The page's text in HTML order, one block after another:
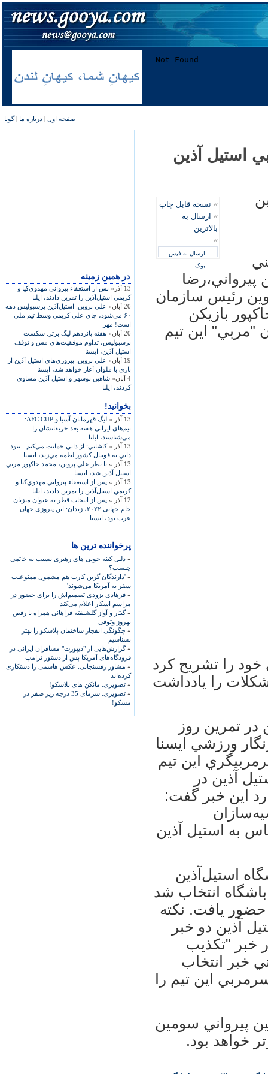
صفحه اول | درباره ما |گویا
در همين زمينه
13 آذر»
پس از استعفاء پيرواني مهدوي‌كيا و
كريمي استيل‌آذين را تمرين دادند، ايلنا
20 آبان»
علی پروين: استيل‌آذين پرسپوليس دهه
۶۰ می‌شود، جای علی کريمی وسط تيم ملی
است! مهر
20 آبان»
هفته پانزدهم ليگ برتر: شکست
پرسپوليس، تداوم موفقيت‌های مس و توقف
استيل آذين، ايسنا
19 آبان»
علی پروين: پيروزی‌های استيل آذين از
بازی با ملوان آغاز خواهد شد، ايسنا
4 آبان»
شاهين بوشهر و استيل آذين مساوي
كردند، ايلنا
بخوانید!
13 آذر »
لیگ قهرمانان آسیا و AFC CUP:
تيم‌هاي ايراني هفته بعد حريفانشان را
مي‌شناسند، ایلنا
13 آذر »
کاشاني: از دايي حمايت مي‌کنم - نبود
دايي به فوتبال كشور لطمه مي‌زند، ايسنا
13 آذر »
با نظر علي پروين، محمد خاكپور مربي
استيل آذين شد، ايسنا
13 آذر »
پس از استعفاء پيرواني مهدوي‌كيا و
كريمي استيل‌آذين را تمرين دادند، ايلنا
12 آذر »
پس از انتخاب قطر به عنوان ميزبان
جام جهانی ۲۰۲۲، زيدان: اين پيروزی جهان
عرب بود، ايسنا
پرخواننده ترین ها
» دلیل کینه جویی های رهبری نسبت به خاتمی
چیست؟
» 'دارندگان گرین کارت هم مشمول ممنوعیت
سفر به آمریکا می‌شوند'
» فرهادی بزودی تصمیم‌اش را برای حضور در
مراسم اسکار اعلام می‌کند
»گیتار و آواز گلشیفته فراهانی همراه با رقص
بهروز وثوقی
» چگونگی انفجار ساختمان پلاسکو را بهتر
بشناسیم
»گزارش‌هایی از "دیپورت" مسافران ایرانی در
فرودگاه‌های آمریکا پس از دستور ترامپ
» مشاور رفسنجانی: عکس هاشمی را دستکاری
کرده‌اند
» تصویری: مانکن های پلاسکو!
»
تصویری: سرمای 35 درجه زیر صفر در
مسکو!
استيل آذين
» نسخه قابل چاپ
» ارسال به
بالاترین
»
ارسال به فیس
بوک
پيرواني،رضا
رئيس سازمان
بازيكن
"مربي" اين تيم
خود را تشريح کرد
را يادداشت
تمرين روز
ورزشي ايسنا
اين تيم
آذين در
اين خبر گفت:
به استيل آذين
استيل‌آذين
انتخاب شد
حضور يافت. نكته
آذين دو خبر
خبر "تكذيب
خبر انتخاب
اين تيم را
پيرواني سومين
خواهد بود.